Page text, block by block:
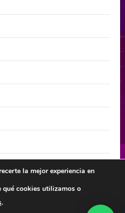
la mejor experiencia en
qué cookies utilizamos o
.